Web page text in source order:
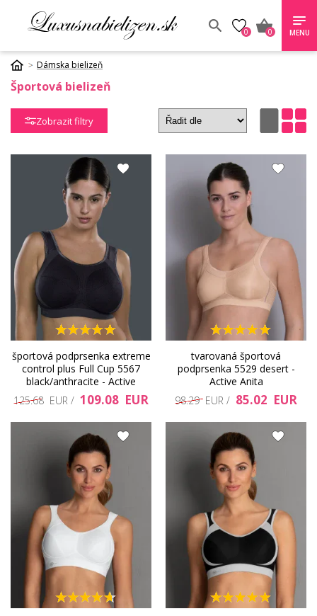
0 0 MENU
Dámska bielizeň
Športová bielizeň
Zobrazit filtry
športová podprsenka extreme
control plus Full Cup 5567
black/anthracite - Active
125.68 EUR / 109.08 EUR
tvarovaná športová
podprsenka 5529 desert -
Active Anita
98.29 EUR / 85.02 EUR